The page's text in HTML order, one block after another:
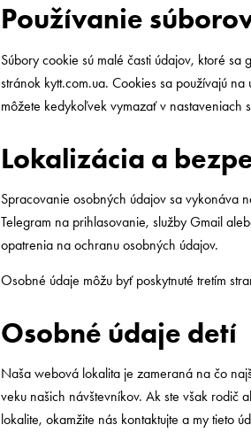
Používanie
Súbory cookie sú malé časti údajov, ktoré
stránok kytt.com.ua. Cookies sa používajú
môžete kedykoľvek vymazať v nastaveniach
Lokalizácia a
Spracovanie osobných údajov sa vykonáva
Telegram na prihlasovanie, služby Gmail
opatrenia na ochranu osobných údajov.
Osobné údaje môžu byť poskytnuté tretím
Osobné údaje detí
Naša webová lokalita je zameraná na čo
veku našich návštevníkov. Ak ste však rodič
lokalite, okamžite nás kontaktujte a my tieto